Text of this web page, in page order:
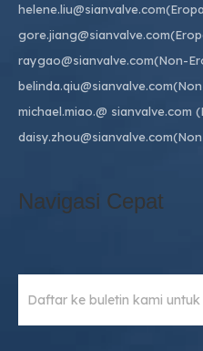
helene.liu@sianvalve.com
gore.jiang@sianvalve.com
raygao@sianvalve.com(Non-
belinda.qiu@sianvalve.com
michael.miao.@ sianvalve.com
daisy.zhou@sianvalve.com
Navigasi Cepat